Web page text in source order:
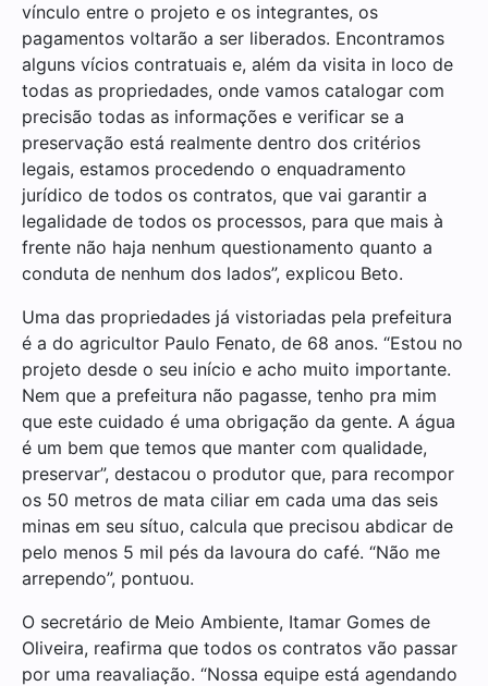
vínculo entre o projeto e os integrantes, os
pagamentos voltarão a ser liberados. Encontramos
alguns vícios contratuais e, além da visita in loco de
todas as propriedades, onde vamos catalogar com
precisão todas as informações e verificar se a
preservação está realmente dentro dos critérios
legais, estamos procedendo o enquadramento
jurídico de todos os contratos, que vai garantir a
legalidade de todos os processos, para que mais à
frente não haja nenhum questionamento quanto a
conduta de nenhum dos lados”, explicou Beto.
Uma das propriedades já vistoriadas pela prefeitura
é a do agricultor Paulo Fenato, de 68 anos. “Estou no
projeto desde o seu início e acho muito importante.
Nem que a prefeitura não pagasse, tenho pra mim
que este cuidado é uma obrigação da gente. A água
é um bem que temos que manter com qualidade,
preservar”, destacou o produtor que, para recompor
os 50 metros de mata ciliar em cada uma das seis
minas em seu sítuo, calcula que precisou abdicar de
pelo menos 5 mil pés da lavoura do café. “Não me
arrependo”, pontuou.
O secretário de Meio Ambiente, Itamar Gomes de
Oliveira, reafirma que todos os contratos vão passar
por uma reavaliação. “Nossa equipe está agendando